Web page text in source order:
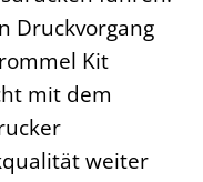
Druckvorgang
Kit
mit dem
weiter